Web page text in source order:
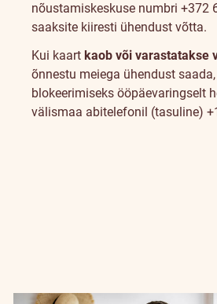
nõustamiskeskuse numbri +372
saaksite kiiresti ühendust võtta.
Kui kaart kaob või varastatakse
õnnestu meiega ühendust
blokeerimiseks ööpäevaringselt
välismaa abitelefonil (tasuline)